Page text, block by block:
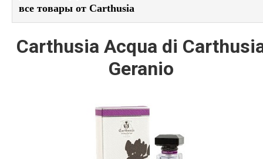
все товары от Carthusia
Carthusia Acqua di
Geranio